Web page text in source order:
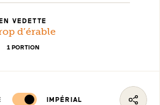
VEDETTE
d’érable
1 PORTION
IMPÉRIAL